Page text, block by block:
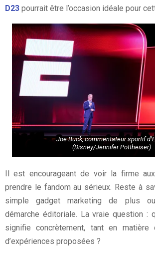
D23 pourrait être l’occasion idéale pour
Joe Buck, commentateur sportif
(Disney/Jennifer Pottheiser)
Il est encourageant de voir la firme
prendre le fandom au sérieux. Reste à
simple gadget marketing de plus ou
démarche éditoriale. La vraie question :
signifie concrètement, tant en matière
d’expériences proposées ?